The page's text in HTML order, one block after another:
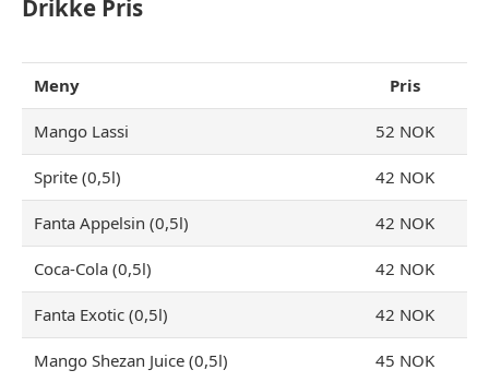
Drikke Pris
Meny Pris
Mango Lassi 52 NOK
Sprite (0,5l) 42 NOK
Fanta Appelsin (0,5l) 42 NOK
Coca-Cola (0,5l) 42 NOK
Fanta Exotic (0,5l) 42 NOK
Mango Shezan Juice (0,5l) 45 NOK